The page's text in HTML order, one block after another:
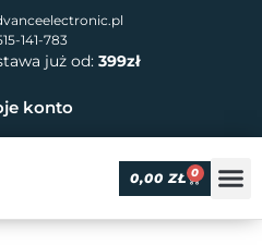
konto
już od: 399zł
141-783
0,00 ZŁ 0